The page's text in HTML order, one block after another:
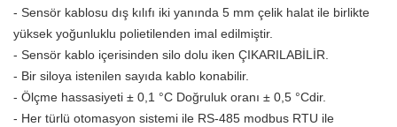
- Sensör kablosu dış kılıfı iki yanında 5 mm çelik halat ile birlikte
yüksek yoğunluklu polietilenden imal edilmiştir.
- Sensör kablo içerisinden silo dolu iken ÇIKARILABİLİR.
- Bir siloya istenilen sayıda kablo konabilir.
- Ölçme hassasiyeti ± 0,1 °C Doğruluk oranı ± 0,5 °Cdir.
- Her türlü otomasyon sistemi ile RS-485 modbus RTU ile